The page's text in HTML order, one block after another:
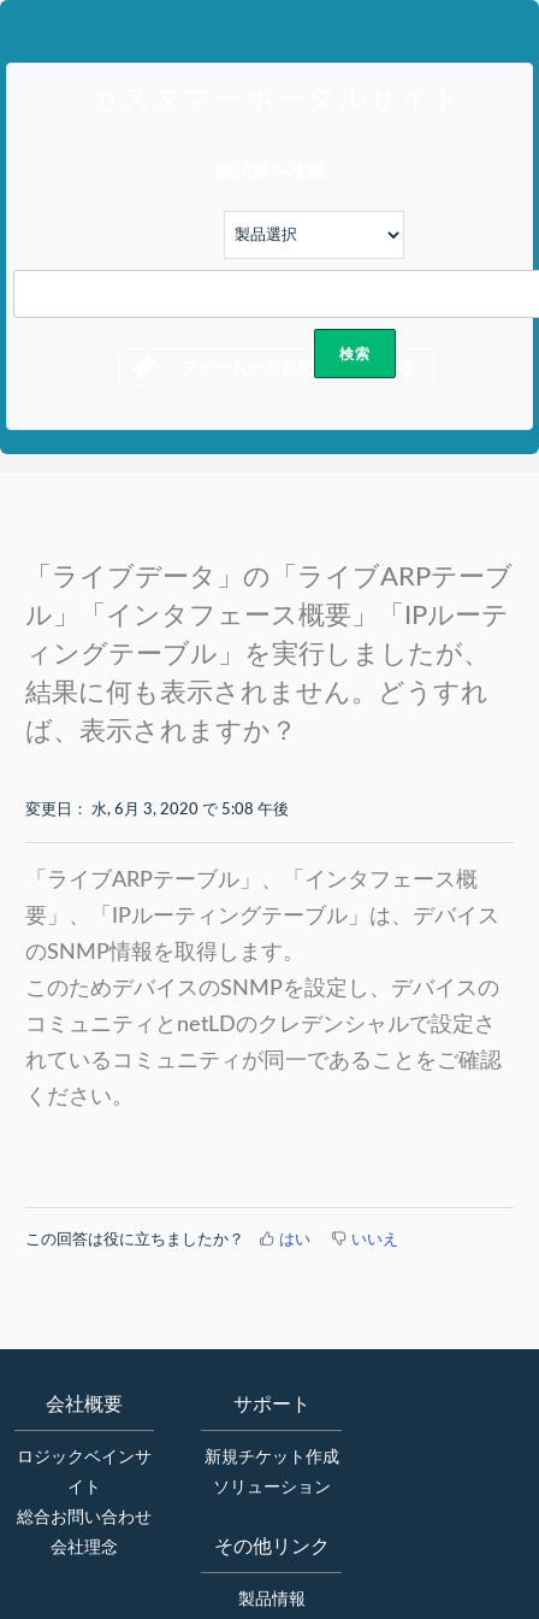
「ライブデータ」の「ライブARPテーブ
ル」「インタフェース概要」「IPルーテ
ィングテーブル」を実行しましたが、
結果に何も表示されません。どうすれ
ば、表示されますか？
変更日： 水, 6月 3, 2020 で 5:08 午後
「ライブARPテーブル」、「インタフェース概
要」、「IPルーティングテーブル」は、デバイス
のSNMP情報を取得します。
このためデバイスのSNMPを設定し、デバイスの
コミュニティとnetLDのクレデンシャルで設定さ
れているコミュニティが同一であることをご確認
ください。
この回答は役に立ちましたか？ はい いいえ
会社概要
ロジックベインサ
イト
総合お問い合わせ
会社理念
サポート
新規チケット作成
ソリューション
その他リンク
製品情報